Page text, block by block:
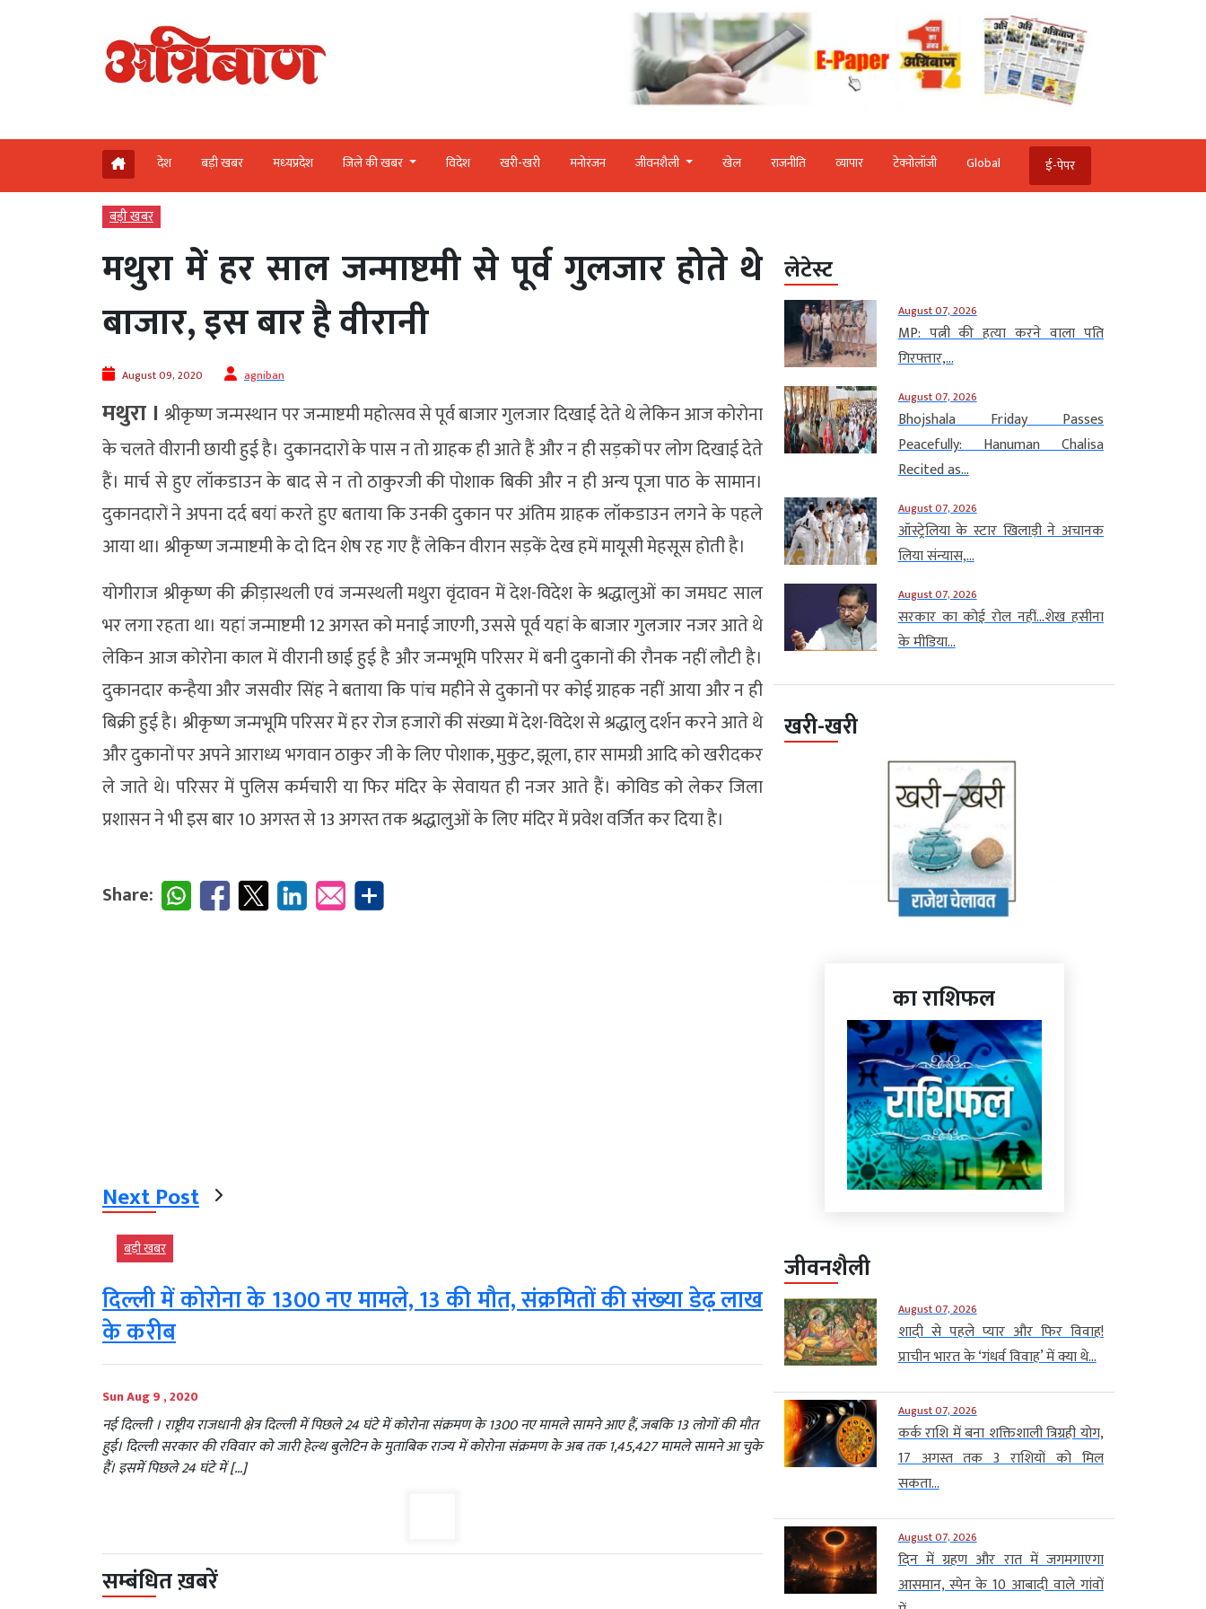
देश बड़ी खबर मध्‍यप्रदेश जिले की खबर विदेश खरी-खरी मनोरंजन जीवनशैली खेल राजनीति व्‍यापार टेक्‍नोलॉजी Global ई-पेपर
बड़ी खबर
मथुरा में हर साल जन्माष्टमी से पूर्व गुलजार होते थे
बाजार, इस बार है वीरानी
August 09, 2020 agniban
मथुरा । श्रीकृष्ण जन्मस्थान पर जन्माष्टमी महोत्सव से पूर्व बाजार गुलजार दिखाई देते थे लेकिन आज कोरोना
के चलते वीरानी छायी हुई है। दुकानदारों के पास न तो ग्राहक ही आते हैं और न ही सड़कों पर लोग दिखाई देते
हैं। मार्च से हुए लॉकडाउन के बाद से न तो ठाकुरजी की पोशाक बिकी और न ही अन्य पूजा पाठ के सामान।
दुकानदारों ने अपना दर्द बयां करते हुए बताया कि उनकी दुकान पर अंतिम ग्राहक लॉकडाउन लगने के पहले
आया था। श्रीकृष्ण जन्माष्टमी के दो दिन शेष रह गए हैं लेकिन वीरान सड़कें देख हमें मायूसी मेहसूस होती है।
योगीराज श्रीकृष्ण की क्रीड़ास्थली एवं जन्मस्थली मथुरा वृंदावन में देश-विदेश के श्रद्धालुओं का जमघट साल
भर लगा रहता था। यहां जन्माष्टमी 12 अगस्त को मनाई जाएगी, उससे पूर्व यहां के बाजार गुलजार नजर आते थे
लेकिन आज कोरोना काल में वीरानी छाई हुई है और जन्मभूमि परिसर में बनी दुकानों की रौनक नहीं लौटी है।
दुकानदार कन्हैया और जसवीर सिंह ने बताया कि पांच महीने से दुकानों पर कोई ग्राहक नहीं आया और न ही
बिक्री हुई है। श्रीकृष्ण जन्मभूमि परिसर में हर रोज हजारों की संख्या में देश-विदेश से श्रद्धालु दर्शन करने आते थे
और दुकानों पर अपने आराध्य भगवान ठाकुर जी के लिए पोशाक, मुकुट, झूला, हार सामग्री आदि को खरीदकर
ले जाते थे। परिसर में पुलिस कर्मचारी या फिर मंदिर के सेवायत ही नजर आते हैं। कोविड को लेकर जिला
प्रशासन ने भी इस बार 10 अगस्त से 13 अगस्त तक श्रद्धालुओं के लिए मंदिर में प्रवेश वर्जित कर दिया है।
Share:
Next Post
बड़ी खबर
दिल्ली में कोरोना के 1300 नए मामले, 13 की मौत, संक्रमितों की संख्‍या डेढ़ लाख
के करीब
Sun Aug 9 , 2020
नई दिल्ली । राष्ट्रीय राजधानी क्षेत्र दिल्ली में पिछले 24 घंटे में कोरोना संक्रमण के 1300 नए मामले सामने आए हैं, जबकि 13 लोगों की मौत
हुई। दिल्ली सरकार की रविवार को जारी हेल्थ बुलेटिन के मुताबिक राज्य में कोरोना संक्रमण के अब तक 1,45,427 मामले सामने आ चुके
हैं। इसमें पिछले 24 घंटे में […]
सम्बंधित ख़बरें
लेटेस्ट
August 07, 2026
MP: पत्नी की हत्या करने वाला पति
गिरफ्तार,...
August 07, 2026
Bhojshala Friday Passes
Peacefully: Hanuman Chalisa
Recited as...
August 07, 2026
ऑस्ट्रेलिया के स्टार खिलाड़ी ने अचानक
लिया संन्यास,...
August 07, 2026
सरकार का कोई रोल नहीं…शेख हसीना
के मीडिया...
खरी-खरी
का राशिफल
जीवनशैली
August 07, 2026
शादी से पहले प्यार और फिर विवाह!
प्राचीन भारत के ‘गंधर्व विवाह’ में क्या थे...
August 07, 2026
कर्क राशि में बना शक्तिशाली त्रिग्रही योग,
17 अगस्त तक 3 राशियों को मिल
सकता...
August 07, 2026
दिन में ग्रहण और रात में जगमगाएगा
आसमान, स्पेन के 10 आबादी वाले गांवों